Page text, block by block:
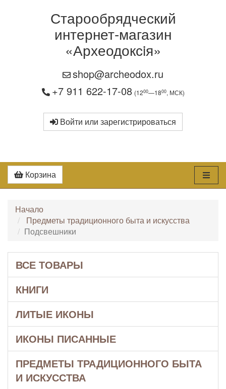
Старообрядческий
интернет-магазин
«Археодоксiя»
shop@archeodox.ru
+7 911 622-17-08 (1200—1800, МСК)
Войти или зарегистрироваться
Корзина
Начало
Предметы традиционного быта и искусства
Подсвешники
ВСЕ ТОВАРЫ
КНИГИ
ЛИТЫЕ ИКОНЫ
ИКОНЫ ПИСАННЫЕ
ПРЕДМЕТЫ ТРАДИЦИОННОГО БЫТА
И ИСКУССТВА